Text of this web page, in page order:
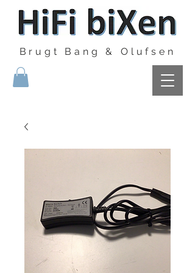
Brugt Bang & Olufsen